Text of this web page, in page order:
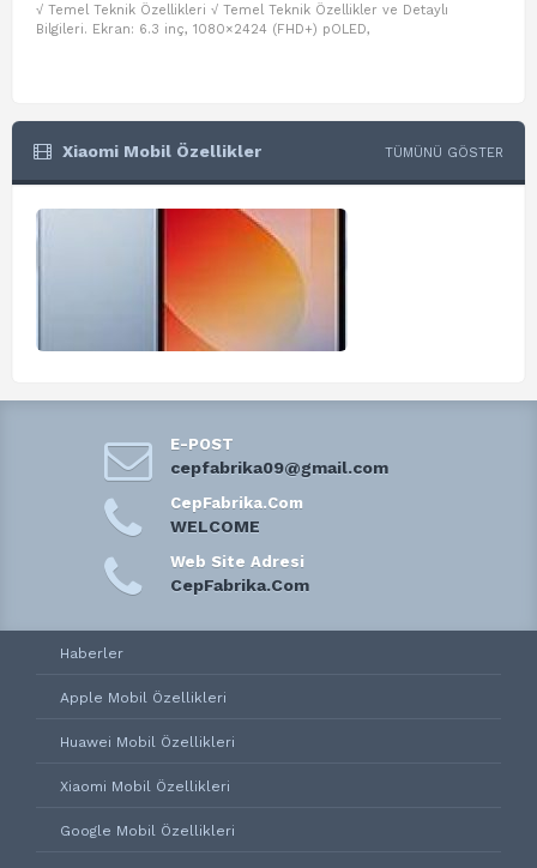
√ Temel Teknik Özellikleri √ Temel Teknik Özellikler ve Detaylı
Bilgileri. Ekran: 6.3 inç, 1080×2424 (FHD+) pOLED,
Xiaomi Mobil Özellikler TÜMÜNÜ GÖSTER
E-POST
cepfabrika09@gmail.com
CepFabrika.Com
WELCOME
Web Site Adresi
CepFabrika.Com
Haberler
Apple Mobil Özellikleri
Huawei Mobil Özellikleri
Xiaomi Mobil Özellikleri
Google Mobil Özellikleri